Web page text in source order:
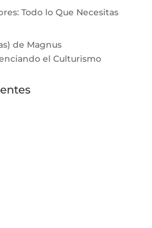
Todo lo Que Necesitas
de Magnus
el Culturismo